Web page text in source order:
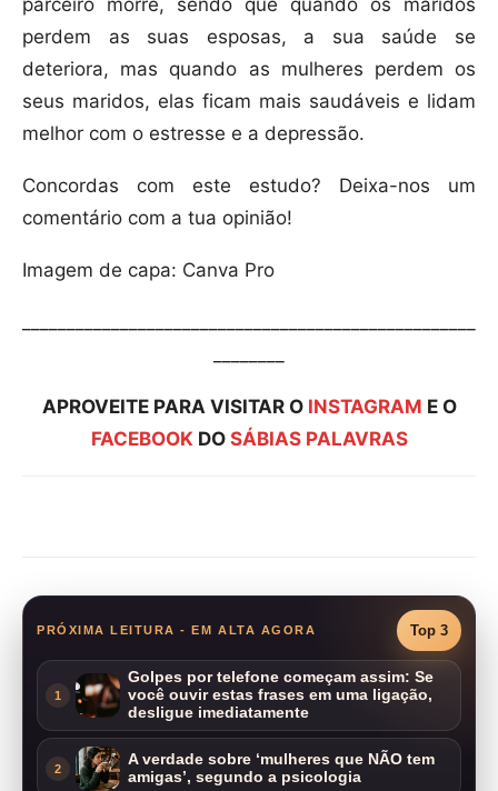
parceiro morre, sendo que quando os maridos
perdem as suas esposas, a sua saúde se
deteriora, mas quando as mulheres perdem os
seus maridos, elas ficam mais saudáveis e lidam
melhor com o estresse e a depressão.
Concordas com este estudo? Deixa-nos um
comentário com a tua opinião!
Imagem de capa: Canva Pro
APROVEITE PARA VISITAR O INSTAGRAM E O
FACEBOOKDO SÁBIAS PALAVRAS
PRÓXIMA LEITURA - EM ALTA AGORA Top 3
1
Golpes por telefone começam assim: Se
você ouvir estas frases em uma ligação,
desligue imediatamente
2
A verdade sobre ‘mulheres que NÃO tem
amigas’, segundo a psicologia